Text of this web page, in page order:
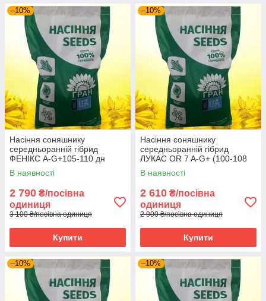
–10%
Насіння соняшнику
середньоранній гібрид
ФЕНІКС A-G+105-110 дн
СТАНДАРТ під гранстар НК
Гран 2025 рік
В наявності
2 790 ₴/посівна
одиниця
3 100 ₴/посівна одиниця
Купити
–10%
Насіння соняшнику
середньоранній гібрид
ЛУКАС OR 7 A-G+ (100-108
дн) СТАНДАРТ НК Гран 2025
рік
В наявності
2 610 ₴/посівна
одиниця
2 900 ₴/посівна одиниця
Купити
–10% –10%